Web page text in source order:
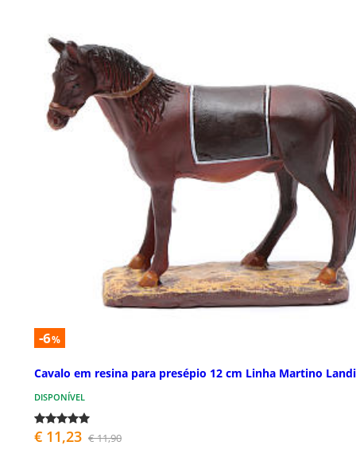
-6%
Cavalo em resina para presépio 12 cm Linha Martino Landi
DISPONÍVEL
€ 11,23 € 11,90